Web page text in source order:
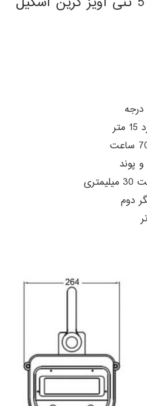
پوند
دوم